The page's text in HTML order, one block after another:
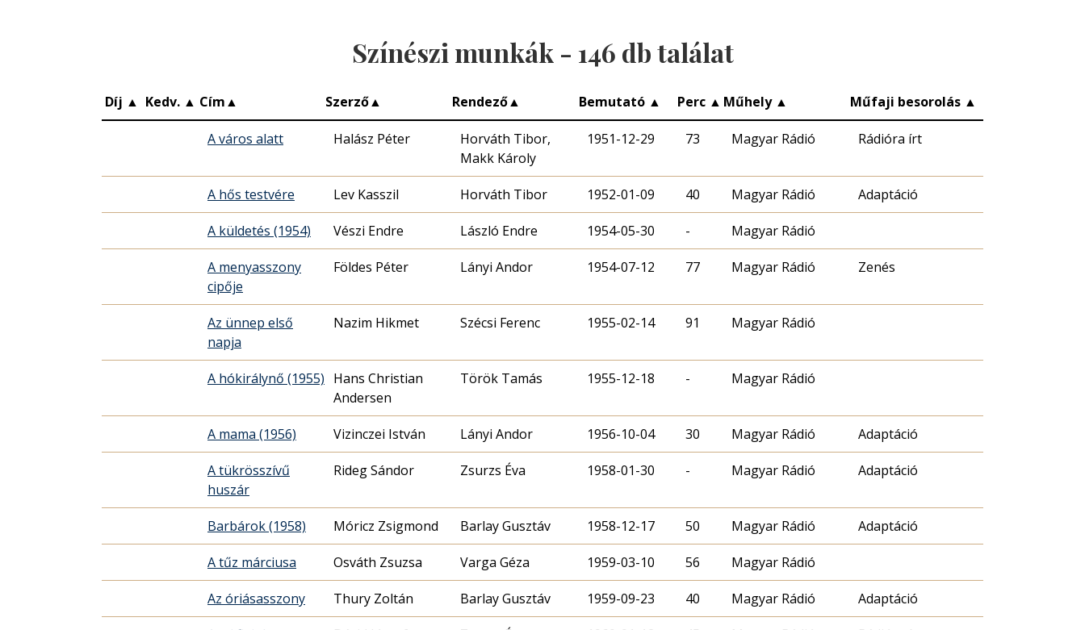
Színészi munkák - 146 db találat
Díj ▲ Kedv. ▲ Cím▲ Szerző▲ Rendező▲ Bemutató ▲ Perc ▲ Műhely ▲ Műfaji besorolás ▲
A város alatt Halász Péter
Horváth Tibor‏‎,
Makk Károly
1951-12-29 73 Magyar Rádió Rádióra írt
A hős testvére Lev Kasszil 1952-01-09 40 Magyar Rádió Adaptáció
A küldetés (1954) Vészi Endre László Endre 1954-05-30 - Magyar Rádió
A menyasszony
cipője
Földes Péter Lányi Andor 1954-07-12 77 Magyar Rádió Zenés
Az ünnep első
napja
Nazim Hikmet Szécsi Ferenc 1955-02-14 91 Magyar Rádió
A hókirálynő (1955) Hans Christian
Andersen
Török Tamás 1955-12-18 - Magyar Rádió
A mama (1956) Vizinczei István Lányi Andor 1956-10-04 30 Magyar Rádió Adaptáció
A tükrösszívű
huszár
Rideg Sándor Zsurzs Éva 1958-01-30 - Magyar Rádió Adaptáció
Barbárok (1958) Móricz Zsigmond Barlay Gusztáv 1958-12-17 50 Magyar Rádió Adaptáció
A tűz márciusa Osváth Zsuzsa Varga Géza 1959-03-10 56 Magyar Rádió
Az óriásasszony Thury Zoltán Barlay Gusztáv 1959-09-23 40 Magyar Rádió Adaptáció